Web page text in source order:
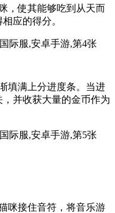
，使其能够吃到从天而
应的得分。
填满上分进度条。当进
并收获大量的金币作为
咪接住音符，将音乐游